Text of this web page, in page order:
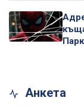
Анкета